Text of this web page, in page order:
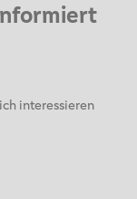
interessieren